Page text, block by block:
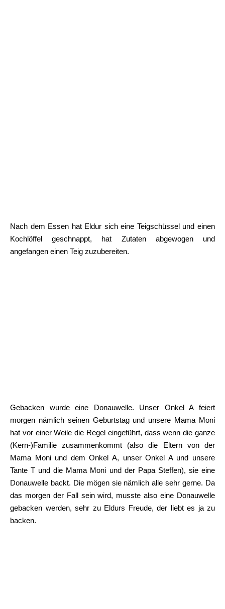
Nach dem Essen hat Eldur sich eine Teigschüssel und einen
Kochlöffel geschnappt, hat Zutaten abgewogen und
angefangen einen Teig zuzubereiten.
Gebacken wurde eine Donauwelle. Unser Onkel A feiert
morgen nämlich seinen Geburtstag und unsere Mama Moni
hat vor einer Weile die Regel eingeführt, dass wenn die ganze
(Kern-)Familie zusammenkommt (also die Eltern von der
Mama Moni und dem Onkel A, unser Onkel A und unsere
Tante T und die Mama Moni und der Papa Steffen), sie eine
Donauwelle backt. Die mögen sie nämlich alle sehr gerne. Da
das morgen der Fall sein wird, musste also eine Donauwelle
gebacken werden, sehr zu Eldurs Freude, der liebt es ja zu
backen.